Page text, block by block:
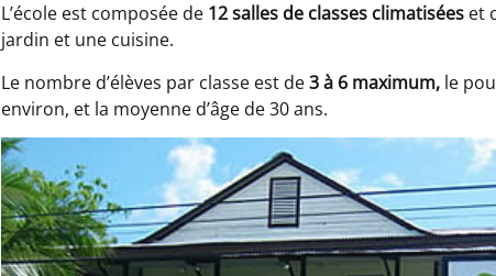
L’école est composée de 12 salles de classes climatisées et
jardin et une cuisine.
Le nombre d’élèves par classe est de3 à 6 maximum, le
environ, et la moyenne d’âge de 30 ans.